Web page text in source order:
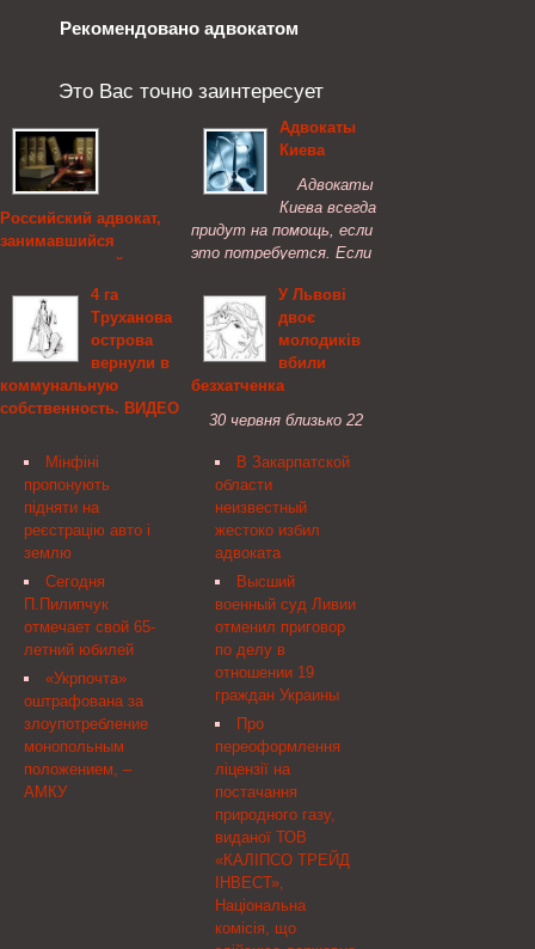
Рекомендовано адвокатом
Это Вас точно заинтересует
Российский адвокат,
занимавшийся
наркоторговлей,
приговорен к 9 годам
лишения свободы
В Санкт-Петербурге
(РФ) вынесен приговор
адвокату, который
вместе с соучастниками
их последующей
продажи, сообщила
пресс-служба Главного
следственного
управления СКР по ...
4 га
Труханова
острова
вернули в
коммунальную
собственность. ВИДЕО
Апелляционного суда
Киева вернули в
коммунальную
собственность 4 га
земли на Трухановом
острове в Киеве.
Мінфіні
пропонують
підняти на
реєстрацію авто і
землю
Сегодня
П.Пилипчук
отмечает свой 65-
летний юбилей
«Укрпочта»
оштрафована за
злоупотребление
монопольным
положением, –
АМКУ
Адвокаты
Киева
Адвокаты
Киева всегда
придут на помощь, если
это потребуется. Если
стоит откладывать с
выбором защитника.
У Львові
двоє
молодиків
вбили
безхатченка
30 червня близько 22
одного із будинків на
вулиці Героїв УПА у
Львові повідомили міліції,
що двоє молодиків
жорстоко б'ють
безхатченка.
В Закарпатской
области
неизвестный
жестоко избил
адвоката
Высший
военный суд Ливии
отменил приговор
по делу в
отношении 19
граждан Украины
Про
переоформлення
ліцензії на
постачання
природного газу,
виданої ТОВ
«КАЛІПСО ТРЕЙД
ІНВЕСТ»,
Національна
комісія, що